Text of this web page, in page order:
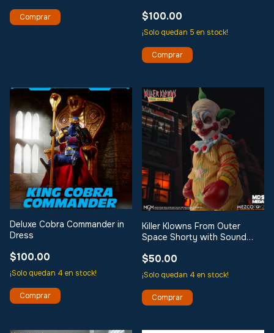
$100.00
¡Solo quedan 5 en stock!
Deluxe Cobra Commander in
Dress
$100.00
¡Solo quedan 4 en stock!
Killer Klowns From Outer
Space Shorty with Sound
$50.00
¡Solo quedan 4 en stock!